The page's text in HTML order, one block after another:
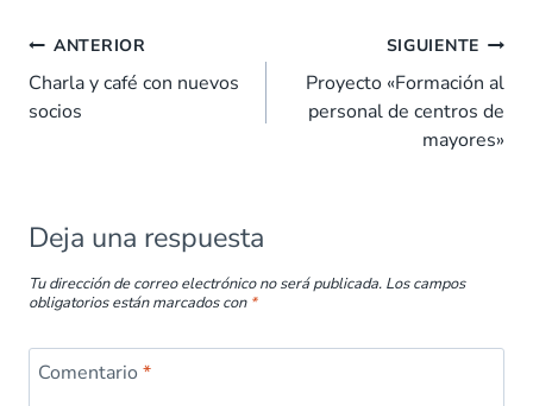
b
o
o
s
A dI
es
ar
tir
ANTERIOR
Charla y café con nuevos
socios
SIGUIENTE
Proyecto «Formación al
personal de centros de
mayores»
Deja una respuesta
Tu dirección de correo electrónico no será publicada. Los campos
obligatorios están marcados con *
Comentario *